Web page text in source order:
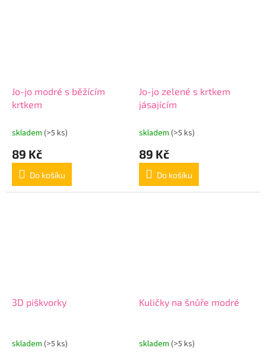
Jo-jo modré s běžícím
krtkem
skladem (>5 ks)
89 Kč
Do košíku
Jo-jo zelené s krtkem
jásajícím
skladem (>5 ks)
89 Kč
Do košíku
3D piškvorky
skladem (>5 ks)
Kuličky na šnůře modré
skladem (>5 ks)